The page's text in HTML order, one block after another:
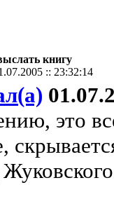
книгу
:: 23:32:14
это